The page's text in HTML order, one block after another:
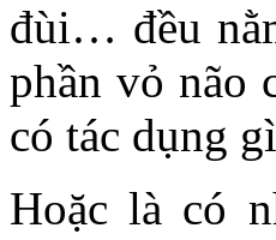
đùi… đều
phần vỏ não
có tác dụng
Hoặc là có